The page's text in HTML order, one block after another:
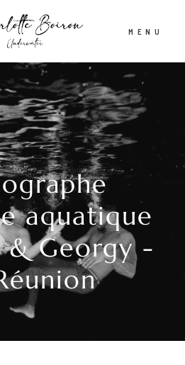
MENU
aquatique
& Georgy -
aquatique
& Affiches